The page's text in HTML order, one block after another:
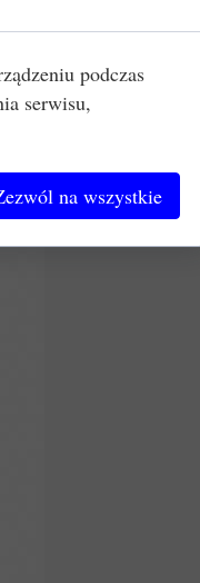
podczas
serwisu,
na wszystkie